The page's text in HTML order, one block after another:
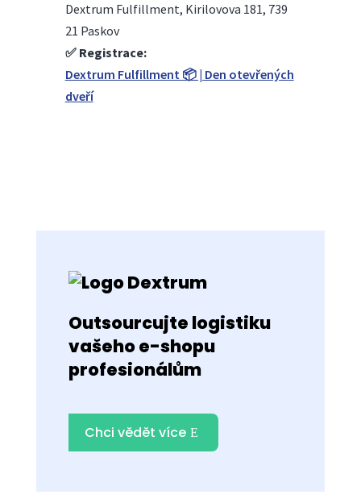
Dextrum Fulfillment, Kirilovova 181, 739
21 Paskov
✅Registrace:
Dextrum Fulfillment 📦 | Den otevřených
dveří
Outsourcujte logistiku
vašeho e-shopu
profesionálům
Chci vědět více